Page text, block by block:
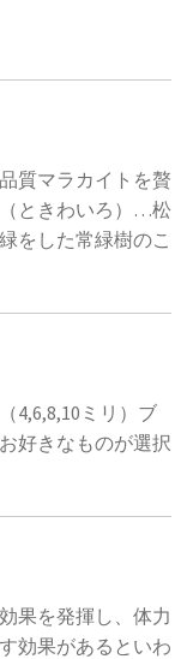
質マラカイトを贅
ときわいろ）…松
をした常緑樹のこ
4,6,8,10ミリ）ブ
好きなものが選択
果を発揮し、体力
効果があるといわ